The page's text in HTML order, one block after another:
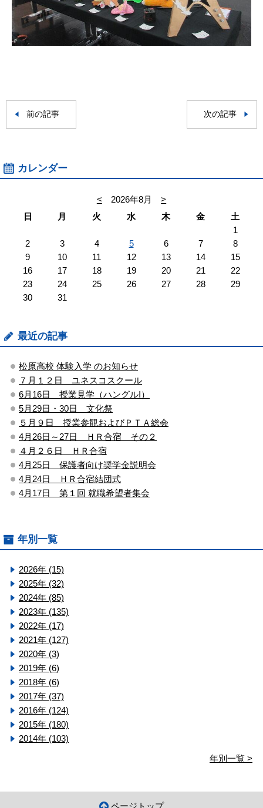
前の記事 次の記事
カレンダー
< 2026年8月
>
日
月 火 水 木 金
土
1
2
3 4 5 6 7
8
9
10 11 12 13 14
15
16
17 18 19 20 21
22
23
24 25 26 27 28
29
30
31
最近の記事
松原高校 体験入学 のお知らせ
７月１２日 ユネスコスクール
6月16日 授業見学（ハングルⅠ）
5月29日・30日 文化祭
５月９日 授業参観およびＰＴＡ総会
4月26日～27日 ＨＲ合宿 その２
４月２６日 ＨＲ合宿
4月25日 保護者向け奨学金説明会
4月24日 ＨＲ合宿結団式
4月17日 第１回 就職希望者集会
年別一覧
2026年 (15)
2025年 (32)
2024年 (85)
2023年 (135)
2022年 (17)
2021年 (127)
2020年 (3)
2019年 (6)
2018年 (6)
2017年 (37)
2016年 (124)
2015年 (180)
2014年 (103)
年別一覧 >